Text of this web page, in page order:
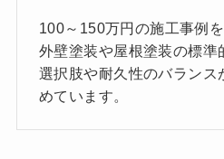
100～150万円の施工事例
外壁塗装や屋根塗装の標準
選択肢や耐久性のバランス
めています。